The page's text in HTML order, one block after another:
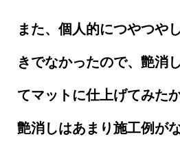
また、個人的につやつや
きでなかったので、艶消
てマットに仕上げてみた
艶消しはあまり施工例が